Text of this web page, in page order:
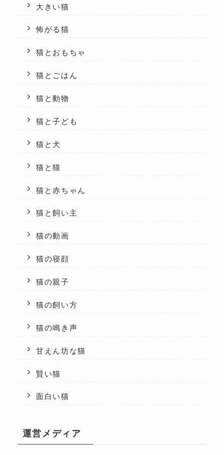
大きい猫
怖がる猫
猫とおもちゃ
猫とごはん
猫と動物
猫と子ども
猫と犬
猫と猫
猫と赤ちゃん
猫と飼い主
猫の動画
猫の寝顔
猫の親子
猫の飼い方
猫の鳴き声
甘えん坊な猫
賢い猫
面白い猫
運営メディア